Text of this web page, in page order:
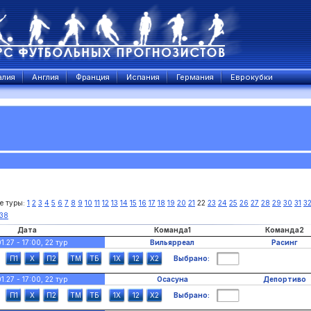
Англия Франция Испания Германия Еврокубки
туры: 1 2 3 4 5 6 7 8 9 10 11 12 13 14 15 16 17 18 19 20 21 22 23 24 25 26 27 28 29 30 31 32
38
Дата
Команда1
Команда2
- 17:00, 22 тур
Вильярреал
Выбрано:
Расинг
- 17:00, 22 тур
Осасуна
Выбрано:
Депортиво